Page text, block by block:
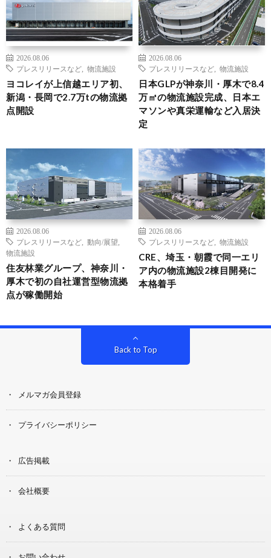
2026.08.06
プレスリリースなど
物流施設
ヨコレイが上信越エリア初、
新潟・長岡で2.7万tの物流拠
点開設
2026.08.06
プレスリリースなど
物流施設
日本GLPが神奈川・厚木で8.4
万㎡の物流施設完成、日本エ
マソンや真栄運輸など入居決
定
2026.08.06
プレスリリースなど
動向/展望
物流施設
住友林業グループ、神奈川・
厚木で初の自社運営型物流拠
点が稼働開始
2026.08.06
プレスリリースなど
物流施設
CRE、埼玉・朝霞で同一エリ
ア内の物流施設2棟目開発に
本格着手
Back to Top
メルマガ会員登録
プライバシーポリシー
広告掲載
会社概要
よくある質問